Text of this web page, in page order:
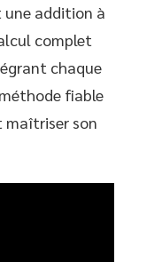
addition à
complet
chaque
fiable
maîtriser son